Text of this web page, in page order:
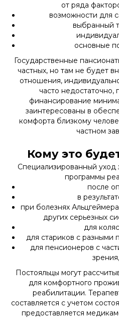
от ряда
возможности для
выбранный
основные
Государственные
частных, но там не будет
отношения,
часто недостаточно,
финансирование
заинтересованы в
комфорта близкому
частном
Кому это
Специализированный уход
программы
после
в
при болезнях
других серьезных
для
для стариков с разными
для пенсионеров с
Постояльцы могут
для комфортного
реабилитации.
составляется с учетом
предоставляется